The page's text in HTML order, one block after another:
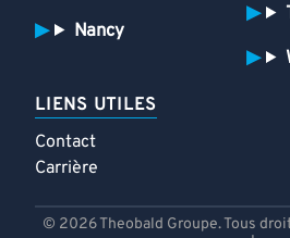
Nancy
LIENS UTILES
Contact
Carrière
© 2026 Theobald Groupe. Tous